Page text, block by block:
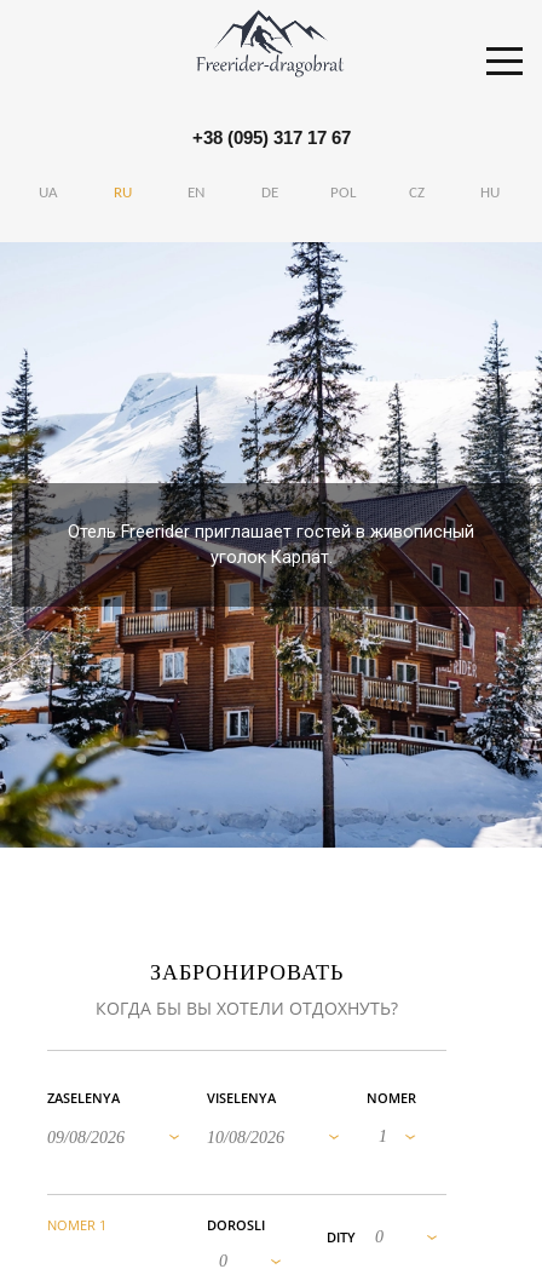
+38 (095) 317 17 67
UA RU EN DE POL CZ HU
Отель Freerider приглашает гостей в живописный
уголок Карпат.
ЗАБРОНИРОВАТЬ
КОГДА БЫ ВЫ ХОТЕЛИ ОТДОХНУТЬ?
ZASELENYA
09/08/2026
VISELENYA
10/08/2026
NOMER
NOMER 1 DOROSLI
DITY